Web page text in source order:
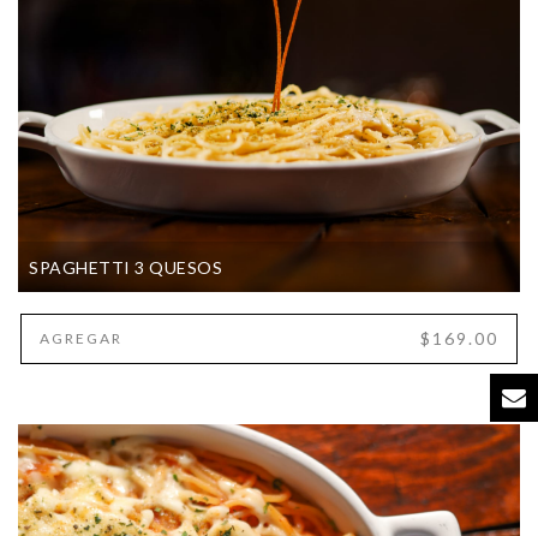
SPAGHETTI 3 QUESOS
AGREGAR $169.00